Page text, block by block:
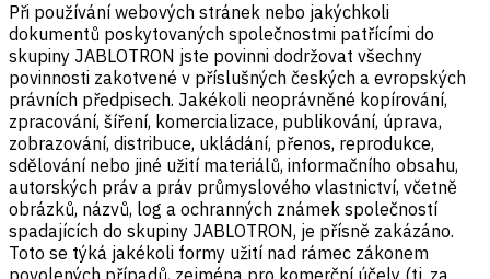
Při používání webových stránek nebo jakýchkoli
dokumentů poskytovaných společnostmi patřícími do
skupiny JABLOTRON jste povinni dodržovat všechny
povinnosti zakotvené v příslušných českých a evropských
právních předpisech. Jakékoli neoprávněné kopírování,
zpracování, šíření, komercializace, publikování, úprava,
zobrazování, distribuce, ukládání, přenos, reprodukce,
sdělování nebo jiné užití materiálů, informačního obsahu,
autorských práv a práv průmyslového vlastnictví, včetně
obrázků, názvů, log a ochranných známek společností
spadajících do skupiny JABLOTRON, je přísně zakázáno.
Toto se týká jakékoli formy užití nad rámec zákonem